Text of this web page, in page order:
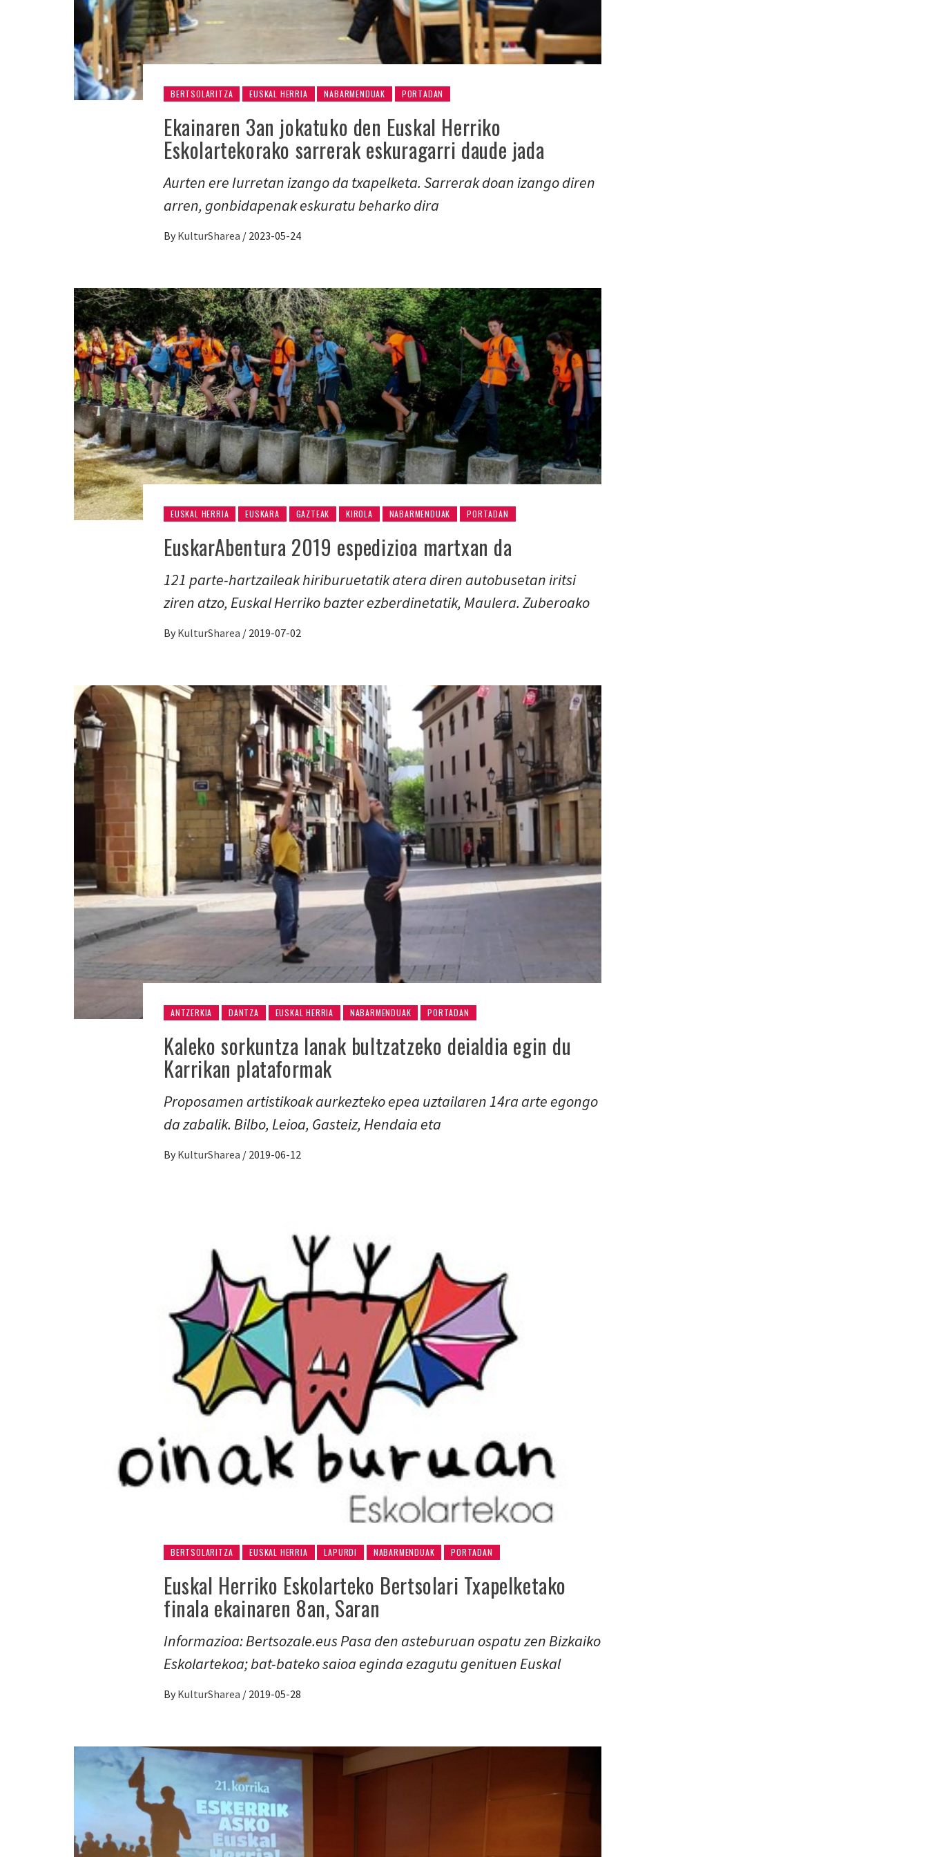
BERTSOLARITZA EUSKAL HERRIA NABARMENDUAK PORTADAN
Ekainaren 3an jokatuko den Euskal Herriko
Eskolartekorako sarrerak eskuragarri daude jada
Aurten ere Iurretan izango da txapelketa. Sarrerak doan izango diren
arren, gonbidapenak eskuratu beharko dira
By KulturSharea / 2023-05-24
EUSKAL HERRIA EUSKARA GAZTEAK KIROLA NABARMENDUAK PORTADAN
EuskarAbentura 2019 espedizioa martxan da
121 parte-hartzaileak hiriburuetatik atera diren autobusetan iritsi
ziren atzo, Euskal Herriko bazter ezberdinetatik, Maulera. Zuberoako
By KulturSharea / 2019-07-02
ANTZERKIA DANTZA EUSKAL HERRIA NABARMENDUAK PORTADAN
Kaleko sorkuntza lanak bultzatzeko deialdia egin du
Karrikan plataformak
Proposamen artistikoak aurkezteko epea uztailaren 14ra arte egongo
da zabalik. Bilbo, Leioa, Gasteiz, Hendaia eta
By KulturSharea / 2019-06-12
BERTSOLARITZA EUSKAL HERRIA LAPURDI NABARMENDUAK PORTADAN
Euskal Herriko Eskolarteko Bertsolari Txapelketako
finala ekainaren 8an, Saran
Informazioa: Bertsozale.eus Pasa den asteburuan ospatu zen Bizkaiko
Eskolartekoa; bat-bateko saioa eginda ezagutu genituen Euskal
By KulturSharea / 2019-05-28